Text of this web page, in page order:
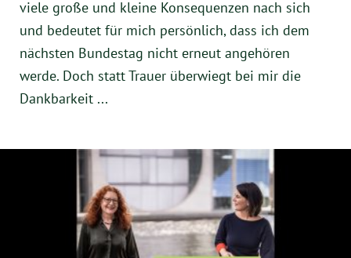
viele große und kleine Konsequenzen nach sich
und bedeutet für mich persönlich, dass ich dem
nächsten Bundestag nicht erneut angehören
werde. Doch statt Trauer überwiegt bei mir die
Dankbarkeit ...